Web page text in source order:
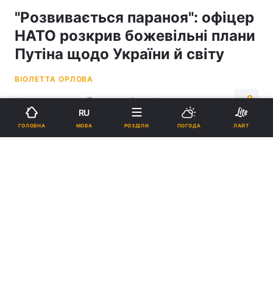
"Розвивається параноя": офіцер
НАТО розкрив божевільні плани
Путіна щодо України й світу
ВІОЛЕТТА ОРЛОВА
20:19, 19.11.21 2 хв. 12373
Підпишіться на нас в Google
ГОЛОВНА
RU
МОВА РОЗДІЛИ ПОГОДА ЛАЙТ